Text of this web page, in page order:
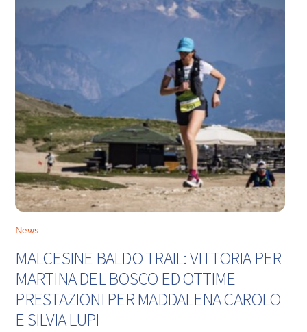
News
MALCESINE BALDO TRAIL: VITTORIA PER
MARTINA DEL BOSCO ED OTTIME
PRESTAZIONI PER MADDALENA CAROLO
E SILVIA LUPI